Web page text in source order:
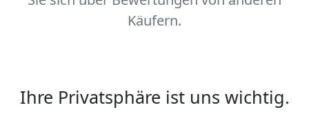
Käufern.
Ihre Privatsphäre ist uns wichtig.